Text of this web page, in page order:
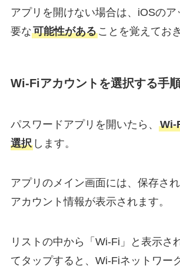
アプリを開けない場合は、iOSの
要な可能性があることを覚えてお
Wi-Fiアカウントを選択する手
パスワードアプリを開いたら、 Wi-
選択します。
アプリのメイン画面には、保存さ
アカウント情報が表示されます。
リストの中から「Wi-Fi」と表示さ
てタップすると、Wi-Fiネットワー